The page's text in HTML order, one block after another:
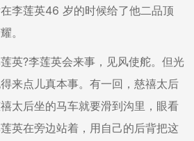
李莲英46 岁的时候给了他二品顶
。
英?李莲英会来事，见风使舵。但光
来点儿真本事。有一回，慈禧太后
太后坐的马车就要滑到沟里，眼看
英在旁边站着，用自己的后背把这